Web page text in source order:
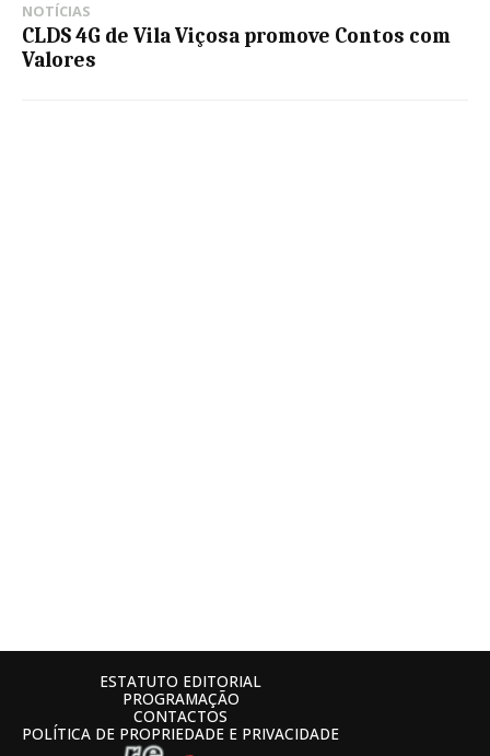
NOTÍCIAS
CLDS 4G de Vila Viçosa promove Contos com
Valores
ESTATUTO EDITORIAL
PROGRAMAÇÃO
CONTACTOS
POLÍTICA DE PROPRIEDADE E PRIVACIDADE